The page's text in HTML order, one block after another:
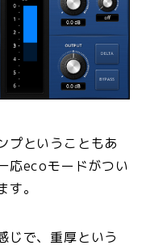
プということもあ
応ecoモードがつい
。
じで、重厚という